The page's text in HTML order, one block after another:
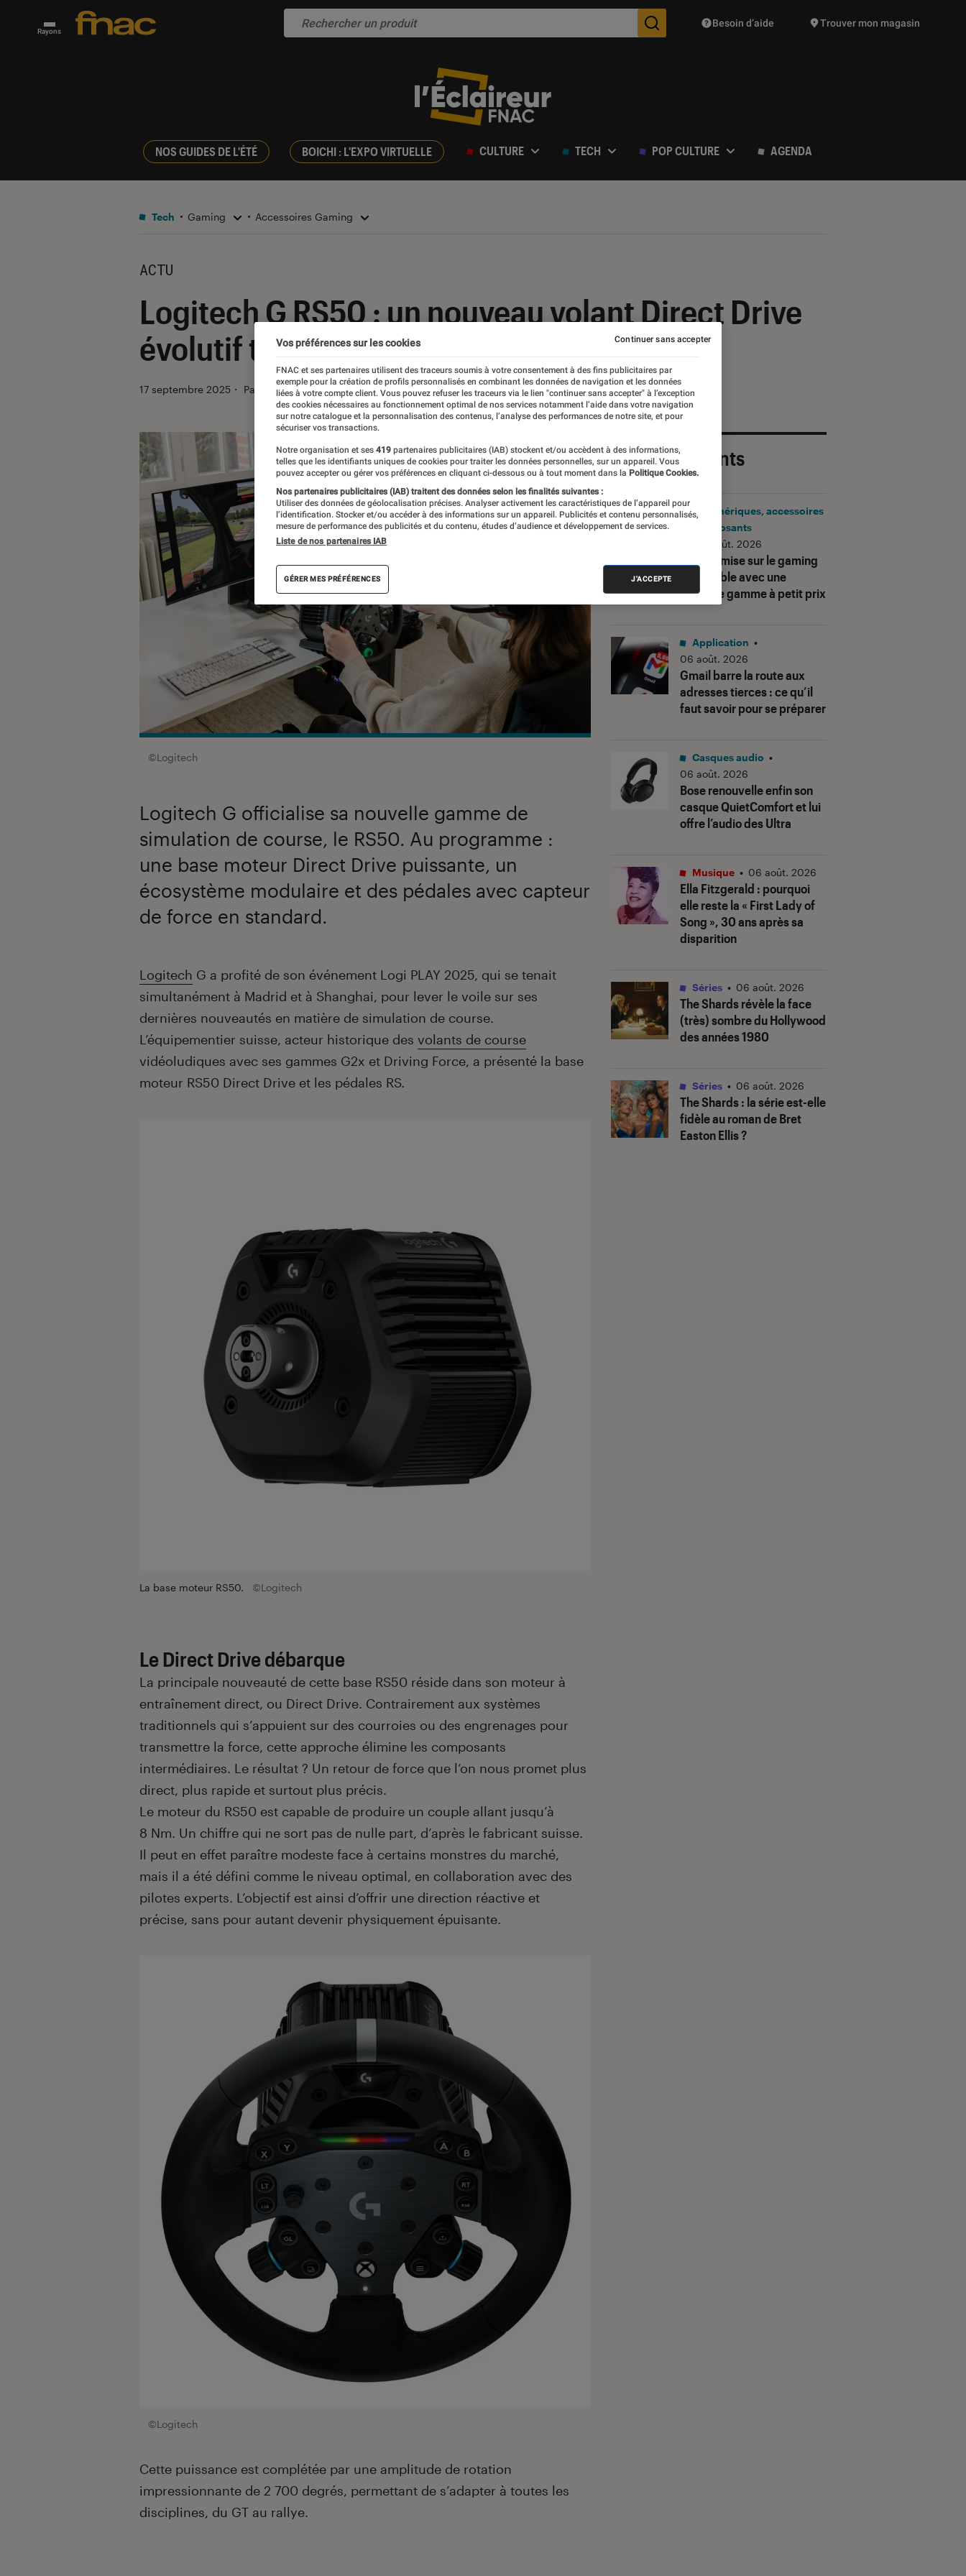
Rayons Des suggestions de produits vont vous être proposées
Besoin d’aide Trouver mon magasin
NOS GUIDES DE L'ÉTÉ BOICHI : L'EXPO VIRTUELLE CULTURE TECH POP CULTURE AGENDA
Tech Gaming Accessoires Gaming
ACTU
Logitech G RS50 : un nouveau volant Direct Drive
évolutif très prometteur
17 septembre 2025 ・ Par Sofian Nouira
©Logitech
Logitech G officialise sa nouvelle gamme de
simulation de course, le RS50. Au programme :
une base moteur Direct Drive puissante, un
écosystème modulaire et des pédales avec capteur
de force en standard.
Introduction
Logitech G a profité de son événement Logi PLAY 2025, qui se tenait
simultanément à Madrid et à Shanghai, pour lever le voile sur ses
dernières nouveautés en matière de simulation de course.
L’équipementier suisse, acteur historique des volants de course
vidéoludiques avec ses gammes G2x et Driving Force, a présenté la base
moteur RS50 Direct Drive et les pédales RS.
La base moteur RS50. ©Logitech
Le Direct Drive débarque
La principale nouveauté de cette base RS50 réside dans son moteur à
entraînement direct, ou Direct Drive. Contrairement aux systèmes
traditionnels qui s’appuient sur des courroies ou des engrenages pour
transmettre la force, cette approche élimine les composants
intermédiaires. Le résultat ? Un retour de force que l’on nous promet plus
direct, plus rapide et surtout plus précis.
Le moteur du RS50 est capable de produire un couple allant jusqu’à
8 Nm. Un chiffre qui ne sort pas de nulle part, d’après le fabricant suisse.
Il peut en effet paraître modeste face à certains monstres du marché,
mais il a été défini comme le niveau optimal, en collaboration avec des
pilotes experts. L’objectif est ainsi d’offrir une direction réactive et
précise, sans pour autant devenir physiquement épuisante.
©Logitech
Cette puissance est complétée par une amplitude de rotation
impressionnante de 2 700 degrés, permettant de s’adapter à toutes les
disciplines, du GT au rallye.
Les plus récents
Corsair mise sur le gaming
accessible avec une
nouvelle gamme à petit prix
Périphériques, accessoires
et composants
06 août. 2026
Gmail barre la route aux
adresses tierces : ce qu’il
faut savoir pour se préparer
Application •
06 août. 2026
Bose renouvelle enfin son
casque QuietComfort et lui
offre l’audio des Ultra
Casques audio •
06 août. 2026
Ella Fitzgerald : pourquoi
elle reste la « First Lady of
Song », 30 ans après sa
disparition
Musique • 06 août. 2026
The Shardsrévèle la face
(très) sombre du Hollywood
des années 1980
Séries • 06 août. 2026
The Shards: la série est-elle
fidèle au roman de Bret
Easton Ellis ?
Séries • 06 août. 2026
Vos préférences sur les cookies
FNAC et ses partenaires utilisent des traceurs soumis à votre consentement à des fins publicitaires par
exemple pour la création de profils personnalisés en combinant les données de navigation et les données
liées à votre compte client. Vous pouvez refuser les traceurs via le lien "continuer sans accepter" à l’exception
des cookies nécessaires au fonctionnement optimal de nos services notamment l’aide dans votre navigation
sur notre catalogue et la personnalisation des contenus, l’analyse des performances de notre site, et pour
sécuriser vos transactions.
Notre organisation et ses 419 partenaires publicitaires (IAB) stockent et/ou accèdent à des informations,
telles que les identifiants uniques de cookies pour traiter les données personnelles, sur un appareil. Vous
pouvez accepter ou gérer vos préférences en cliquant ci-dessous ou à tout moment dans la Politique Cookies.
Nos partenaires publicitaires (IAB) traitent des données selon les finalités suivantes :
Utiliser des données de géolocalisation précises. Analyser activement les caractéristiques de l’appareil pour
l’identification. Stocker et/ou accéder à des informations sur un appareil. Publicités et contenu personnalisés,
mesure de performance des publicités et du contenu, études d’audience et développement de services.
Liste de nos partenaires IAB
GÉRER MES PRÉFÉRENCES J'ACCEPTE
Continuer sans accepter